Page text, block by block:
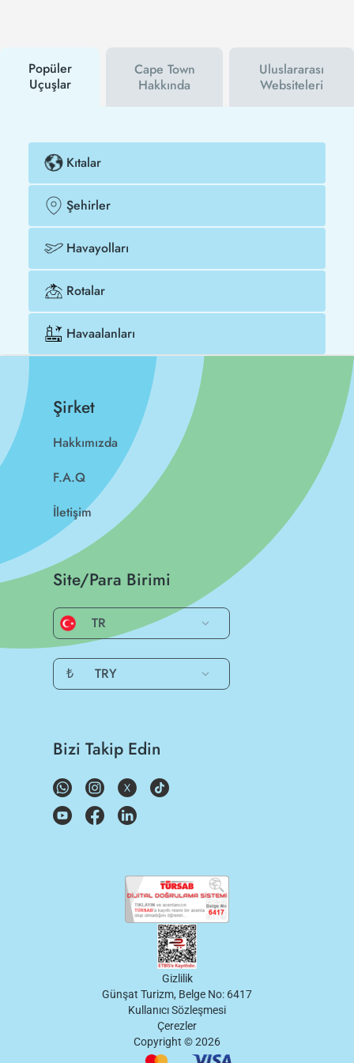
satın alabilirsiniz.
Popüler
Uçuşlar
Cape Town
Hakkında
Uluslararası
Websiteleri
Kıtalar
Şehirler
Havayolları
Rotalar
Havaalanları
Şirket
Hakkımızda
F.A.Q
İletişim
Site/Para Birimi
TR
₺ TRY
Bizi Takip Edin
Gizlilik
Günşat Turizm, Belge No: 6417
Kullanıcı Sözleşmesi
Çerezler
Copyright ©2026